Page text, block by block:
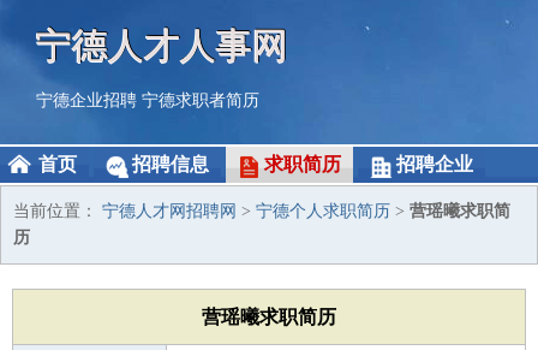
宁德人才人事网
宁德企业招聘 宁德求职者简历
首页 招聘信息 求职简历 招聘企业
当前位置： 宁德人才网招聘网 > 宁德个人求职简历 > 营瑶曦求职简
历
营瑶曦求职简历